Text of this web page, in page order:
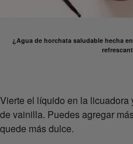
¿Agua de horchata saludable hecha
Vierte el líquido en la
de vainilla. Puedes agregar
quede más dulce.